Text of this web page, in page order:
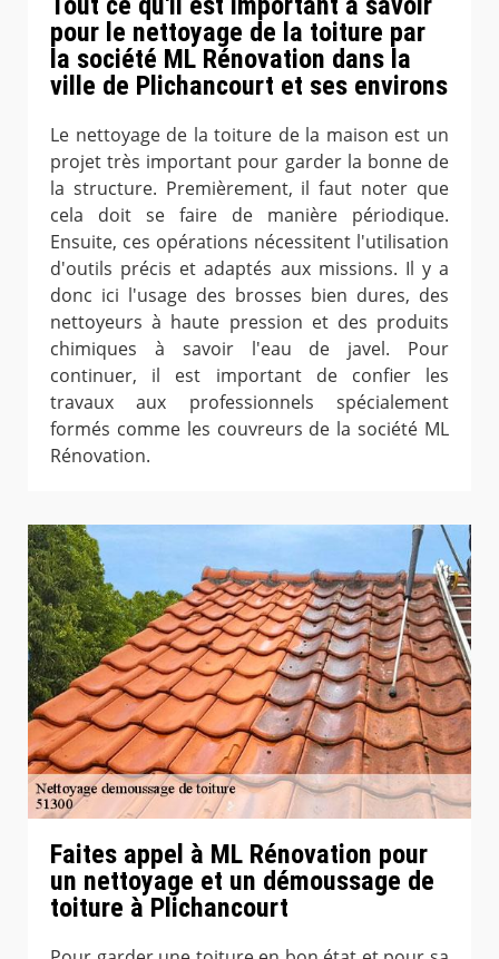
pour le nettoyage de la toiture par
la société ML Rénovation dans la
ville de Plichancourt et ses environs
Le nettoyage de la toiture de la maison est un
projet très important pour garder la bonne de
la structure. Premièrement, il faut noter que
cela doit se faire de manière périodique.
Ensuite, ces opérations nécessitent l'utilisation
d'outils précis et adaptés aux missions. Il y a
donc ici l'usage des brosses bien dures, des
nettoyeurs à haute pression et des produits
chimiques à savoir l'eau de javel. Pour
continuer, il est important de confier les
travaux aux professionnels spécialement
formés comme les couvreurs de la société ML
Rénovation.
Faites appel à ML Rénovation pour
un nettoyage et un démoussage de
toiture à Plichancourt